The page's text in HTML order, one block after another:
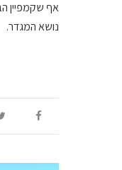
אף שקמפיין
נושא המגדר.